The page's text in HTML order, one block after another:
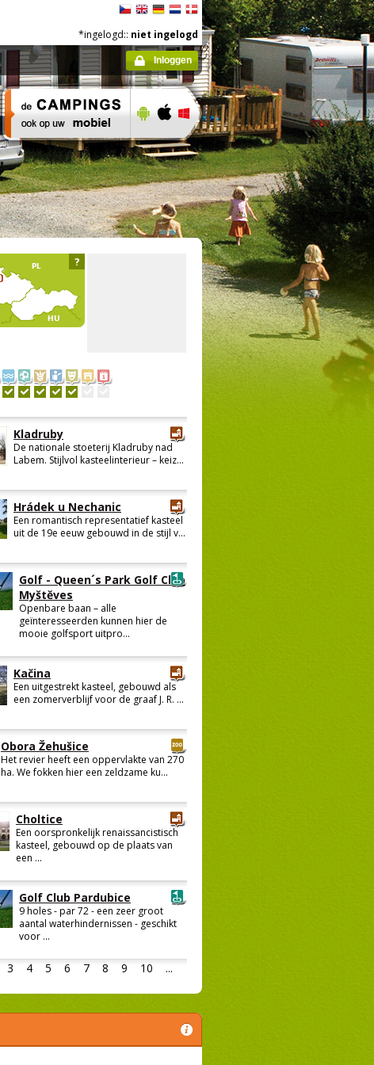
*ingelogd:: niet ingelogd
Inloggen
?
3 4 5 6 7 8 9 10 ...
Kladruby
De nationale stoeterij Kladruby nad
Labem. Stijlvol kasteelinterieur – keiz...
Hrádek u Nechanic
Een romantisch representatief kasteel
uit de 19e eeuw gebouwd in de stijl v...
Golf - Queen´s Park Golf Club
Myštěves
Openbare baan – alle
geïnteresseerden kunnen hier de
mooie golfsport uitpro...
Kačina
Een uitgestrekt kasteel, gebouwd als
een zomerverblijf voor de graaf J. R. ...
Obora Žehušice
Het revier heeft een oppervlakte van 270
ha. We fokken hier een zeldzame ku...
Choltice
Een oorspronkelijk renaissancistisch
kasteel, gebouwd op de plaats van
een ...
Golf Club Pardubice
9 holes - par 72 - een zeer groot
aantal waterhindernissen - geschikt
voor ...